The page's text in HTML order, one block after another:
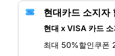
현대카드 소지자
현대 x VISA 카드
최대 50%할인쿠폰